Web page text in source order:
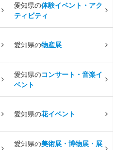
愛知県の体験イベント・アク
ティビティ
愛知県の物産展
愛知県のコンサート・音楽イ
ベント
愛知県の花イベント
愛知県の美術展・博物展・展